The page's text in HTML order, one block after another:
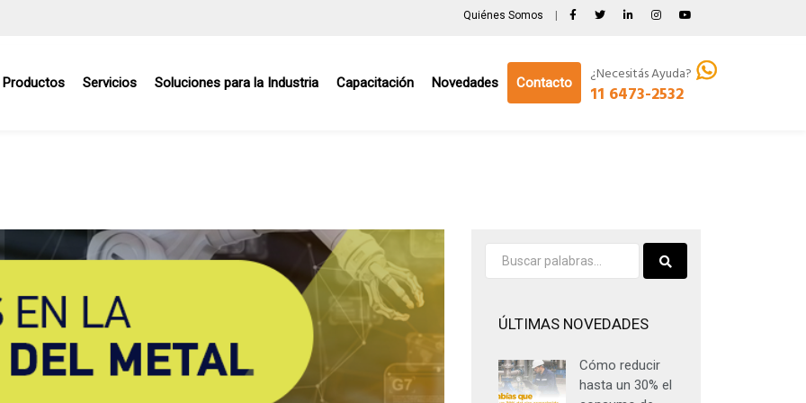
Quiénes Somos
Productos Servicios Soluciones para la Industria Capacitación Novedades Contacto ¿Necesitás Ayuda?
11 6473-2532
ÚLTIMAS NOVEDADES
Cómo reducir
hasta un 30% el